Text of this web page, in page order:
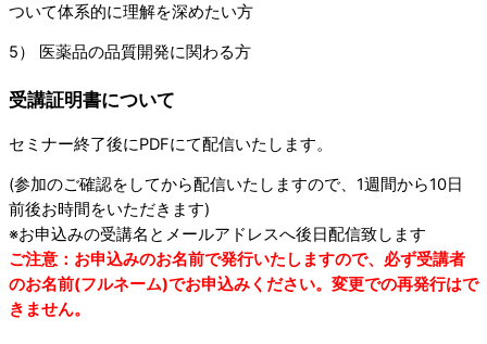
ついて体系的に理解を深めたい方
5） 医薬品の品質開発に関わる方
受講証明書について
セミナー終了後にPDFにて配信いたします。
(参加のご確認をしてから配信いたしますので、1週間から10日
前後お時間をいただきます)
※お申込みの受講名とメールアドレスへ後日配信致します
ご注意：お申込みのお名前で発行いたしますので、必ず受講者
のお名前(フルネーム)でお申込みください。変更での再発行はで
きません。